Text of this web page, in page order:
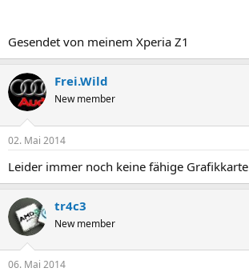
Gesendet von meinem Xperia Z1
Frei.Wild
New member
02. Mai 2014
Leider immer noch keine fähige
tr4c3
New member
06. Mai 2014